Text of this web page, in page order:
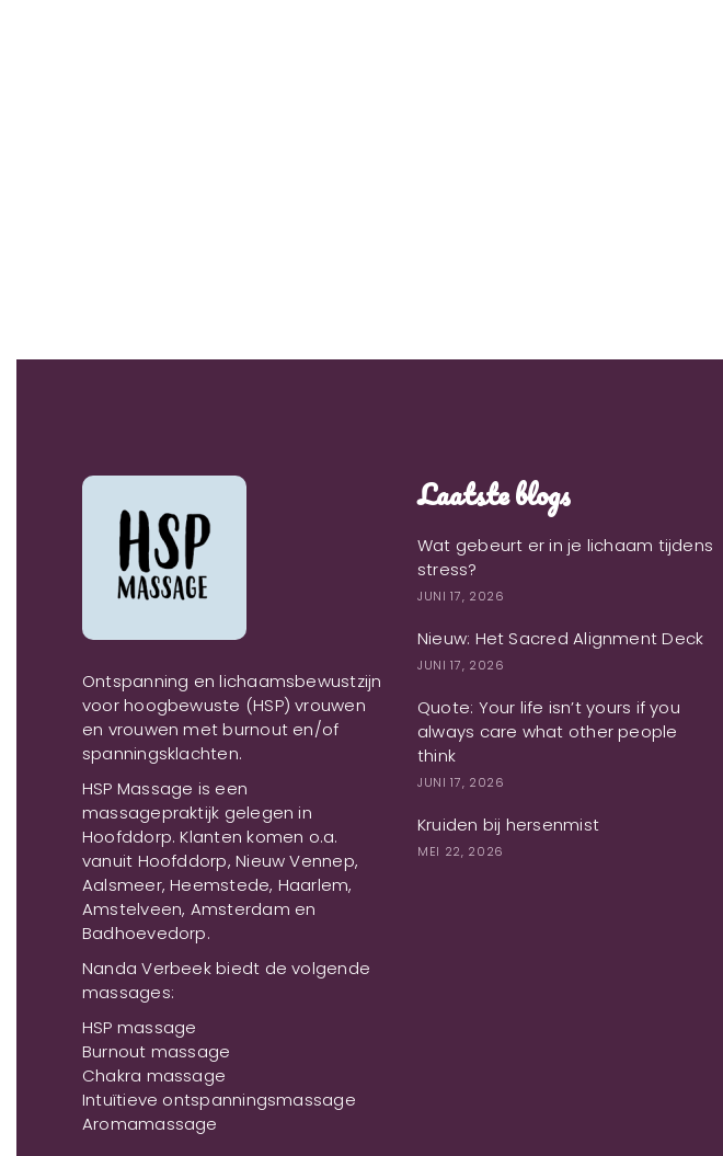
Ontspanning en lichaamsbewustzijn
voor hoogbewuste (HSP) vrouwen
en vrouwen met burnout en/of
spanningsklachten.
HSP Massage is een
massagepraktijk gelegen in
Hoofddorp. Klanten komen o.a.
vanuit Hoofddorp, Nieuw Vennep,
Aalsmeer, Heemstede, Haarlem,
Amstelveen, Amsterdam en
Badhoevedorp.
Nanda Verbeek biedt de volgende
massages:
HSP massage
Burnout massage
Chakra massage
Intuïtieve ontspanningsmassage
Aromamassage
Laatste blogs
Wat gebeurt er in je lichaam tijdens
stress?
JUNI 17, 2026
Nieuw: Het Sacred Alignment Deck
JUNI 17, 2026
Quote: Your life isn’t yours if you
always care what other people
think
JUNI 17, 2026
Kruiden bij hersenmist
MEI 22, 2026